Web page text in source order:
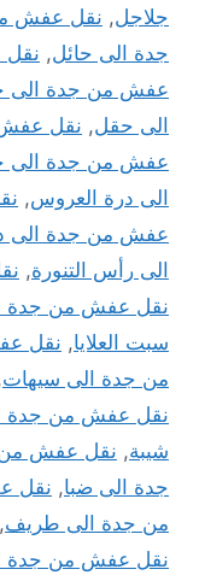
جلاجل, نقل عفش
جدة الى حائل,
عفش من جدة الى
الى حقل, نقل عفش
عفش من جدة
الى درة العروس,
عفش من جدة الى
الى رأس التنورة,
نقل عفش من جدة
سبت العلايا, نقل
من جدة الى سيهات,
نقل عفش من جدة
شيبة, نقل عفش
جدة الى ضبا, نقل
من جدة الى طريف,
نقل عفش من جدة